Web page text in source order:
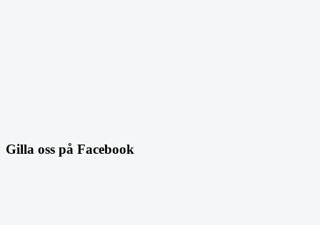
Gilla oss på Facebook